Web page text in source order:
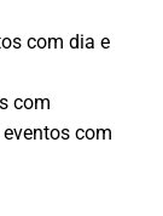
com dia e
com
com